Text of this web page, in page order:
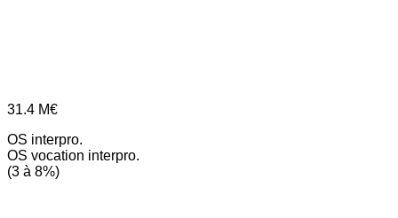
31.4 M€
OS interpro.
OS vocation interpro.
(3 à 8%)